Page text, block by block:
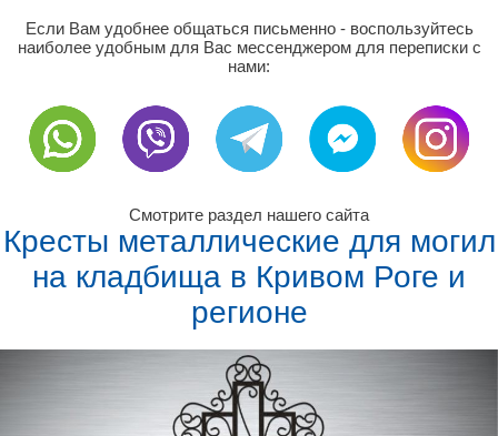
Если Вам удобнее общаться письменно - воспользуйтесь
наиболее удобным для Вас мессенджером для переписки с
нами:
Смотрите раздел нашего сайта
Кресты металлические для могил
на кладбища в Кривом Роге и
регионе